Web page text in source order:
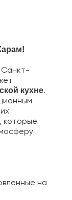
кухне.
которые
на